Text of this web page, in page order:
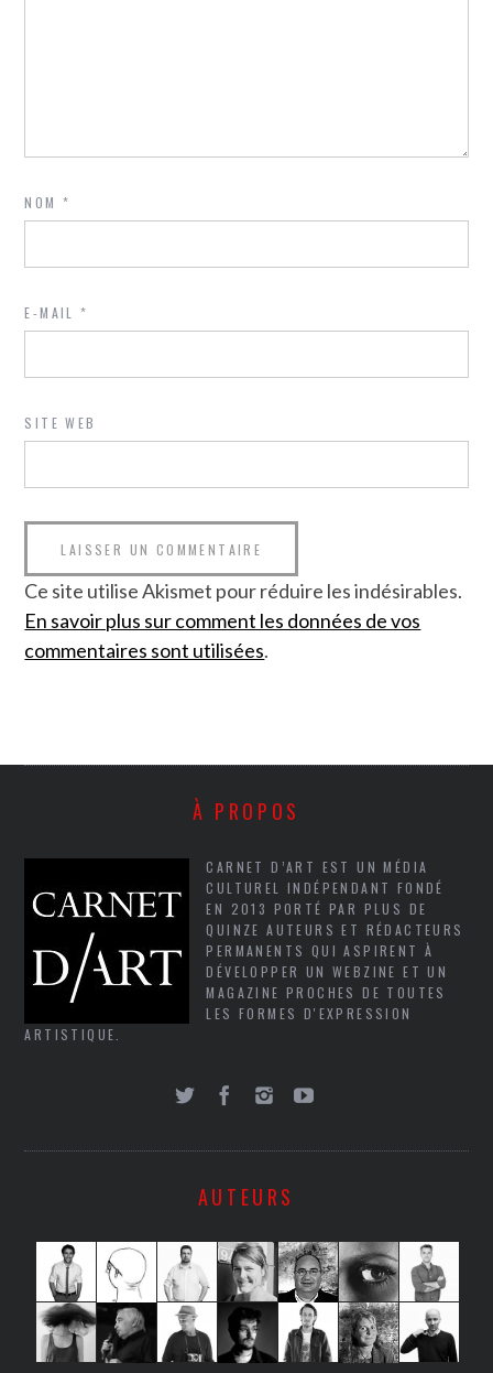
NOM*
E-MAIL*
SITE WEB
Ce site utilise Akismet pour réduire les indésirables.
En savoir plus sur comment les données de vos
commentaires sont utilisées.
À PROPOS
CARNET D’ART EST UN MÉDIA
CULTUREL INDÉPENDANT FONDÉ
EN 2013 PORTÉ PAR PLUS DE
QUINZE AUTEURS ET RÉDACTEURS
PERMANENTS QUI ASPIRENT À
DÉVELOPPER UN WEBZINE ET UN
MAGAZINE PROCHES DE TOUTES
LES FORMES D'EXPRESSION
ARTISTIQUE.
AUTEURS